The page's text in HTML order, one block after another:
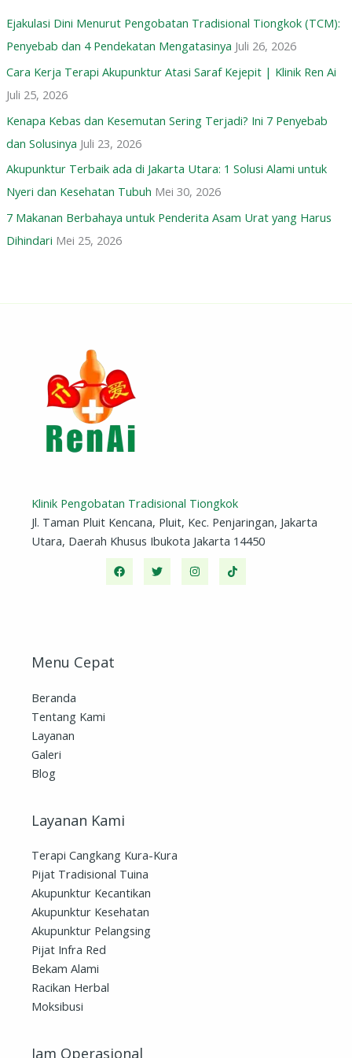
:Ejakulasi Dini Menurut Pengobatan Tradisional Tiongkok (TCM):
Penyebab dan 4 Pendekatan Mengatasinya Juli 26, 2026
Cara Kerja Terapi Akupunktur Atasi Saraf Kejepit | Klinik Ren Ai
Juli 25, 2026
Kenapa Kebas dan Kesemutan Sering Terjadi? Ini 7 Penyebab
dan Solusinya Juli 23, 2026
Akupunktur Terbaik ada di Jakarta Utara: 1 Solusi Alami untuk
Nyeri dan Kesehatan Tubuh Mei 30, 2026
7 Makanan Berbahaya untuk Penderita Asam Urat yang Harus
Dihindari Mei 25, 2026
Klinik Pengobatan Tradisional Tiongkok
Jl. Taman Pluit Kencana, Pluit, Kec. Penjaringan, Jakarta
Utara, Daerah Khusus Ibukota Jakarta 14450
Menu Cepat
Beranda
Tentang Kami
Layanan
Galeri
Blog
Layanan Kami
Terapi Cangkang Kura-Kura
Pijat Tradisional Tuina
Akupunktur Kecantikan
Akupunktur Kesehatan
Akupunktur Pelangsing
Pijat Infra Red
Bekam Alami
Racikan Herbal
Moksibusi
Jam Operasional